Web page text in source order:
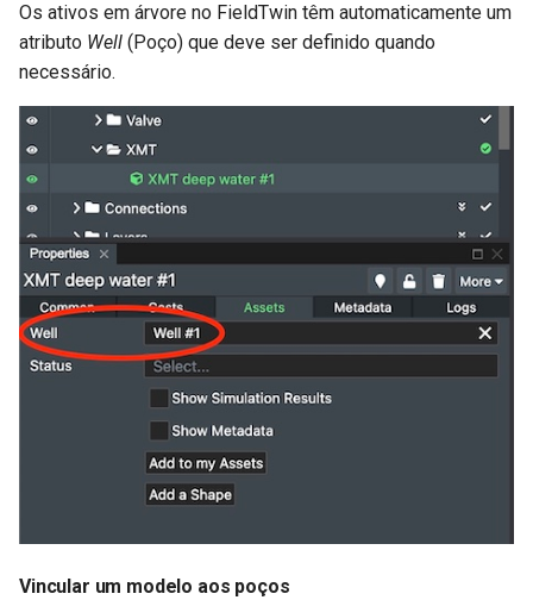
Manuseio de dados GIS e
fontes de dados públicas no
FieldTwin
FieldTwin API
About (Sobre)
Documentação e Helpdesk
Os ativos em árvore no FieldTwin têm automaticamente um
atributo Well (Poço) que deve ser definido quando
necessário.
Vincular um modelo aos poços